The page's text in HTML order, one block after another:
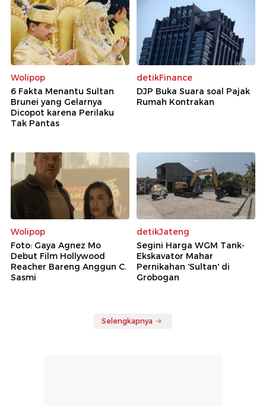
Wolipop
6 Fakta Menantu Sultan
Brunei yang Gelarnya
Dicopot karena Perilaku
Tak Pantas
detikFinance
DJP Buka Suara soal Pajak
Rumah Kontrakan
Wolipop
Foto: Gaya Agnez Mo
Debut Film Hollywood
Reacher Bareng Anggun C.
Sasmi
detikJateng
Segini Harga WGM Tank-
Ekskavator Mahar
Pernikahan 'Sultan' di
Grobogan
Selengkapnya